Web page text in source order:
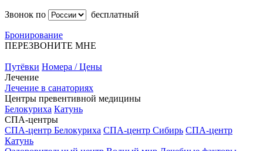
Звонок по
бесплатный
Бронирование
ПЕРЕЗВОНИТЕ МНЕ
Путёвки Номера / Цены
Лечение
Лечение в санаториях
Центры превентивной медицины
Белокуриха Катунь
СПА-центры
СПА-центр Белокуриха СПА-центр Сибирь СПА-центр
Катунь